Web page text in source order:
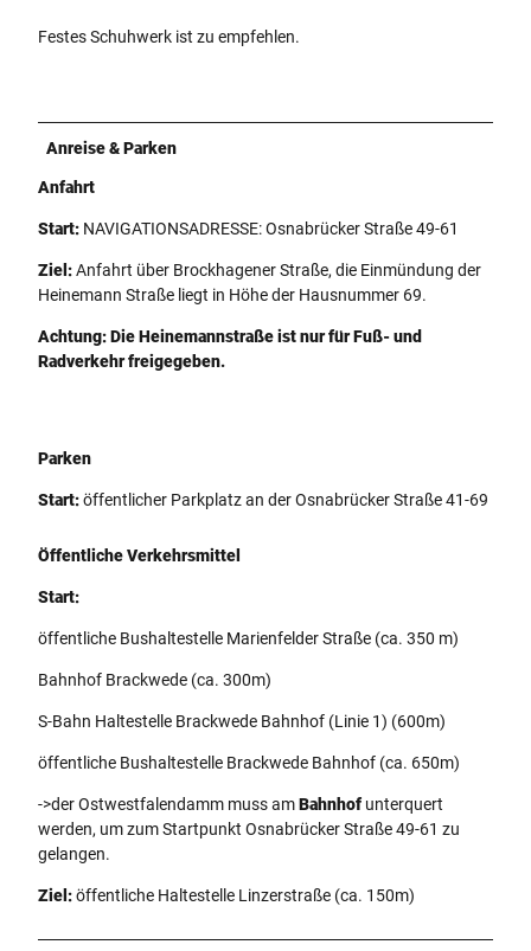
Festes Schuhwerk ist zu empfehlen.
Anreise & Parken
Anfahrt
Start: NAVIGATIONSADRESSE: Osnabrücker Straße 49-61
Ziel:Anfahrt über Brockhagener Straße, die Einmündung der
Heinemann Straße liegt in Höhe der Hausnummer 69.
Achtung: Die Heinemannstraße ist nur für Fuß- und
Radverkehr freigegeben.
Parken
Start:öffentlicher Parkplatz an der Osnabrücker Straße 41-69
Öffentliche Verkehrsmittel
Start:
öffentliche Bushaltestelle Marienfelder Straße (ca. 350 m)
Bahnhof Brackwede (ca. 300m)
S-Bahn Haltestelle Brackwede Bahnhof (Linie 1) (600m)
öffentliche Bushaltestelle Brackwede Bahnhof (ca. 650m)
->der Ostwestfalendamm muss amBahnhof unterquert
werden, um zum Startpunkt Osnabrücker Straße 49-61 zu
gelangen.
Ziel:öffentliche Haltestelle Linzerstraße (ca. 150m)